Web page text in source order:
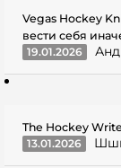
Vegas Hockey
вести себя
19.01.2026
The Hockey
13.01.2026